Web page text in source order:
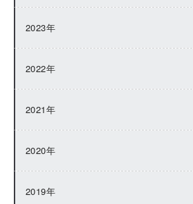
2023年
2022年
2021年
2020年
2019年